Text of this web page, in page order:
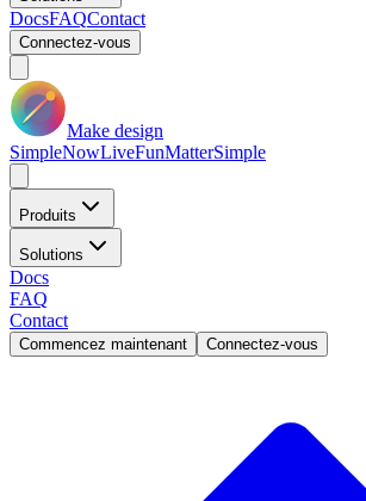
DocsFAQContact
Connectez-vous
Make design
SimpleNowLiveFunMatterSimple
Produits
Solutions
Docs
FAQ
Contact
Commencez maintenant Connectez-vous